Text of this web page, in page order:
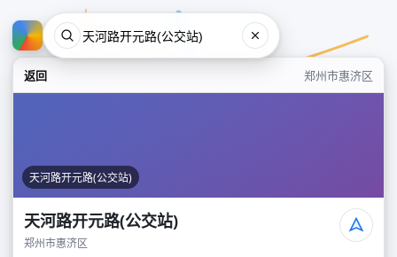
返回 郑州市惠济区
天河路开元路(公交站)
天河路开元路(公交站)
郑州市惠济区